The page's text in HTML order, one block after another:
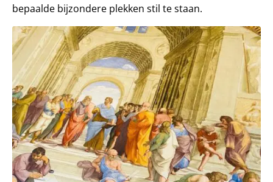
bepaalde bijzondere plekken stil te staan.